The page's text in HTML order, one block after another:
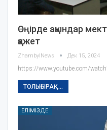
Өңірде ақындар
қажет
ZhambylNews Дек 15, 2024
https://www.youtube.com/
ТОЛЫҒЫРАҚ...
ЕЛІМІЗДЕ